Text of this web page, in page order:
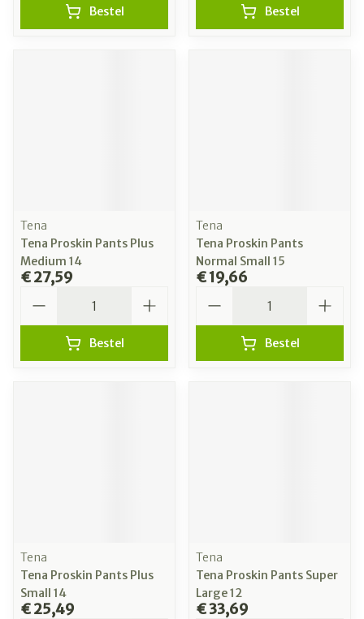
Bestel Bestel
Tena
Tena Proskin Pants Plus
Medium 14
€ 27,59
Bestel
Tena
Tena Proskin Pants
Normal Small 15
€ 19,66
Bestel
Tena
Tena Proskin Pants Plus
Small 14
€ 25,49
Tena
Tena Proskin Pants Super
Large 12
€ 33,69